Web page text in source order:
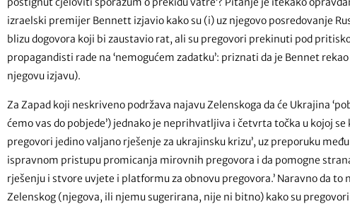
izraelski premijer Bennett izjavio kako su (i) uz njegovo posredovanje
blizu dogovora koji bi zaustavio rat, ali su pregovori prekinuti pod
propagandisti rade na ‘nemogućem zadatku’: priznati da je Bennet
njegovu izjavu).
Za Zapad koji neskriveno podržava najavu Zelenskoga da će Ukrajina
ćemo vas do pobjede’) jednako je neprihvatljiva i četvrta točka u kojoj se
pregovori jedino valjano rješenje za ukrajinsku krizu’, uz preporuku
ispravnom pristupu promicanja mirovnih pregovora i da pomogne
rješenju i stvore uvjete i platformu za obnovu pregovora.’ Naravno da to
Zelenskog (njegova, ili njemu sugerirana, nije ni bitno) kako su